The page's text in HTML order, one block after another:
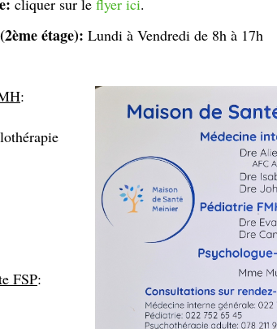
cliquer sur le flyer ici.
étage): Lundi à Vendredi de 8h à 17h
:
FSP: